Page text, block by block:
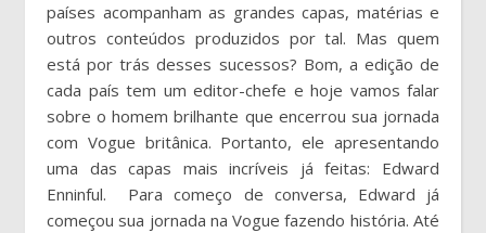
países acompanham as grandes capas, matérias e
outros conteúdos produzidos por tal. Mas quem
está por trás desses sucessos? Bom, a edição de
cada país tem um editor-chefe e hoje vamos falar
sobre o homem brilhante que encerrou sua jornada
com Vogue britânica. Portanto, ele apresentando
uma das capas mais incríveis já feitas: Edward
Enninful. Para começo de conversa, Edward já
começou sua jornada na Vogue fazendo história. Até